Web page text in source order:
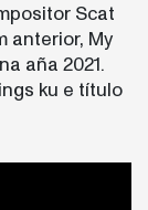
Scat
anterior, My
aña 2021.
ku e título